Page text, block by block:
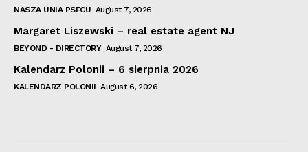
NASZA UNIA PSFCU August 7, 2026
Margaret Liszewski – real estate agent NJ
BEYOND - DIRECTORY August 7, 2026
Kalendarz Polonii – 6 sierpnia 2026
KALENDARZ POLONII August 6, 2026